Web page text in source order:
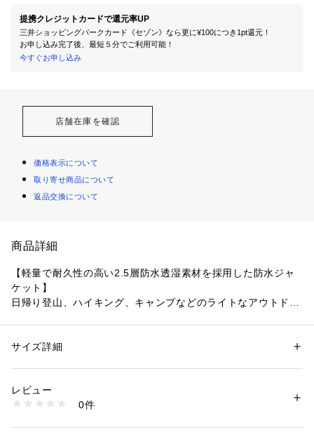
提携クレジットカードで還元率UP
三井ショッピングパークカード《セゾン》なら更に¥100につき1pt還元！
お申し込み完了後、最短５分でご利用可能！
今すぐお申し込み
店舗在庫を確認
価格表示について
取り寄せ商品について
返品交換について
商品詳細
【軽量で耐久性の高い2.5層防水透湿素材を採用した防水ジャ
ケット】
日帰り登山、ハイキング、キャンプなどのライトなアウトドア
ドライエッジ2.5レイヤー素材は、予期しない悪天候にも耐え
のベンチレーションなど、不快な雨天時でも快適さをキープす
る機能をそろえています。
性別：メンズ
素材：ドライエッジ マイクロ リップストップ 2.5L
耐水圧：10,000mm  透湿性：10,000g  耐久撥水加工
MIV9706 （ショップ）
サイズ詳細
レビュー
0件